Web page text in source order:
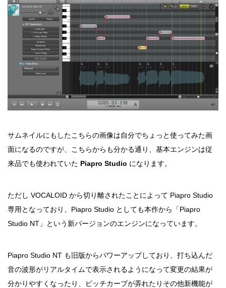
サムネイルにもしたこちらの画像は自分でちょっと使ってみた画
面になるのですが、こちらからも分かる通り、基本エンジンは従
来品でも使われていた Piapro Studio になります。
ただし VOCALOID から切り離されたことによって Piapro Studio
専用となっており、Piapro Studio としても本作から「Piapro
Studio NT」という新バージョンのエンジンになっています。
Piapro Studio NT も旧版からパワーアップしており、打ち込んだ
音の波形がリアルタイムで表示されるようになって変更の結果が
分かりやすくなったり、ピッチカーブが弄れたりその他新機能が